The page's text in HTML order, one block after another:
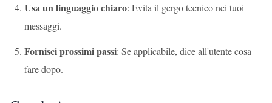
Usa un linguaggio chiaro: Evita il gergo tecnico nei tuoi
messaggi.
Fornisci prossimi passi: Se applicabile, dice all'utente cosa
fare dopo.